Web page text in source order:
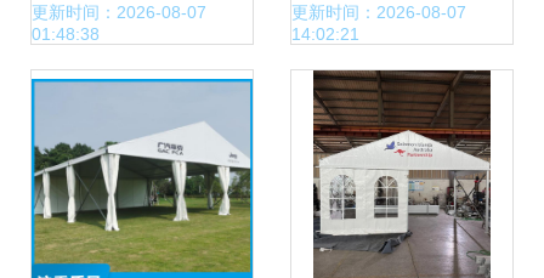
房租赁与玉林篷房
出租的优势解析
更新时间：2026-08-07
01:48:38
更新时间：2026-08-07
14:02:21